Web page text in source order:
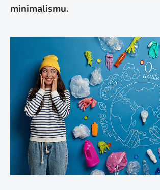
minimalismu.